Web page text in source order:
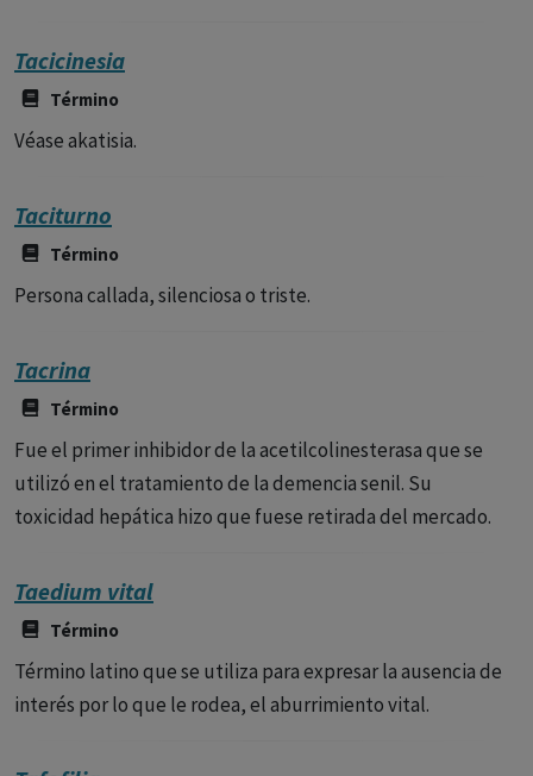
Tacicinesia
Término
Véase akatisia.
Taciturno
Término
Persona callada, silenciosa o triste.
Tacrina
Término
Fue el primer inhibidor de la acetilcolinesterasa que se
utilizó en el tratamiento de la demencia senil. Su
toxicidad hepática hizo que fuese retirada del mercado.
Taedium vital
Término
Término latino que se utiliza para expresar la ausencia de
interés por lo que le rodea, el aburrimiento vital.